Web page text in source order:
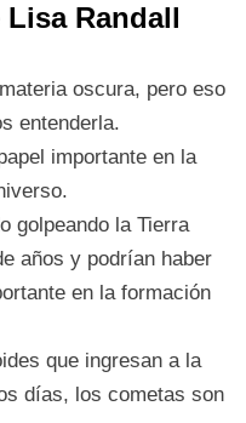
Lisa Randall
oscura, pero eso
entenderla.
importante en la
golpeando la Tierra
años y podrían haber
en la formación
que ingresan a la
días, los cometas son